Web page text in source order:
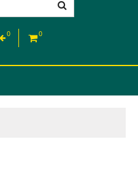
0 0